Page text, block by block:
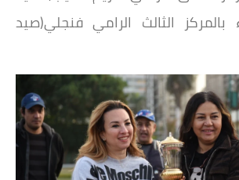
بالمركز الثالث الرامي فنجلي(صيد